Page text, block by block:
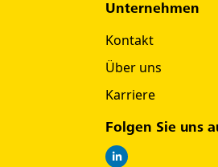
Unternehmen
Kontakt
Über uns
Karriere
Folgen Sie uns